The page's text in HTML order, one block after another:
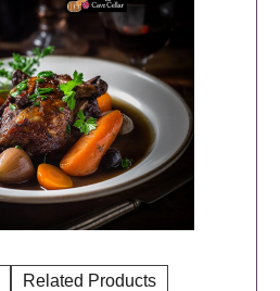
Related Products